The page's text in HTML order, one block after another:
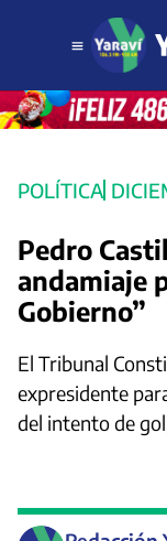
POLÍTICA
Pedro
andamiaje
Gobierno”
El Tribunal
expresidente
del intento de